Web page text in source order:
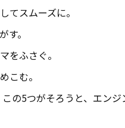
てスムーズに。
す。
をふさぐ。
こむ。
の5つがそろうと、エンジ